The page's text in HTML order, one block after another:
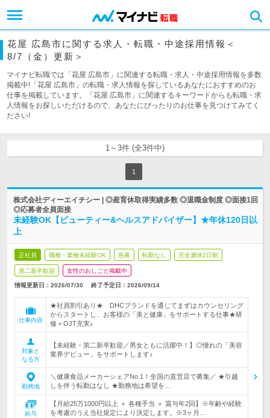
花屋 広島市に関する求人・転職・中途採用情報＜
8/7（金）更新＞
マイナビ転職では「花屋 広島市」に関連する転職・求人・中途採用情報を多数
掲載中!「花屋 広島市」の転職・求人情報を探しているあなたにおすすめのお
仕事を掲載しています。「花屋 広島市」に関連するキーワードからも転職・求
人情報をお探しいただけるので、あなたにぴったりのお仕事を見つけてみてく
ださい!
1～3件 (全3件中)
1
株式会社ディーエイチシー | ◎産育休取得実績多数 ◎退職金制度 ◎面接1回
◎応募者全員面接
未経験OK【ビューティー&ヘルスアドバイザー】★年休120日以
上
正社員 職種・業種未経験OK 急募 転勤なし 完全週休2日制
第二新卒歓迎 女性のおしごと掲載中
情報更新日：2026/07/30 終了予定日： 2026/09/14
仕事内容
★社員割引あり★ DHCブランドを通じてまずはカウンセリング
からスタートし、お客様の「美と健康」をサポートする仕事★研
修＋OJT充実♪
対象と
なる方
【未経験・第二新卒歓迎／男女ともに活躍中！】◎憧れの「美容
業界デビュー」をサポートします♪
勤務地
＼健康食品メーカーシェアNo.1！全国の直営店で募集／ ★引越
しを伴う転勤はなし ★勤務地は希望を…
給与
【月給25万1000円以上 ＋ 各種手当 ＋ 賞与年2回】※年齢や経験
を考慮のうえ当社規定により決定します。※3ヶ月…